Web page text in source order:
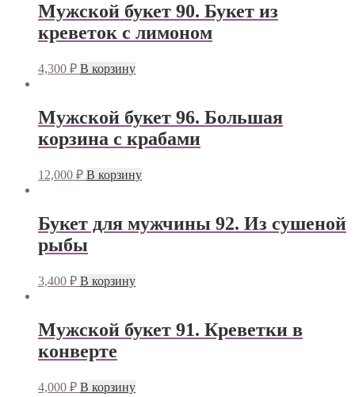
Мужской букет 90. Букет из
креветок с лимоном
4,300 ₽ В корзину
Мужской букет 96. Большая
корзина с крабами
12,000 ₽ В корзину
Букет для мужчины 92. Из сушеной
рыбы
3,400 ₽ В корзину
Мужской букет 91. Креветки в
конверте
4,000 ₽ В корзину